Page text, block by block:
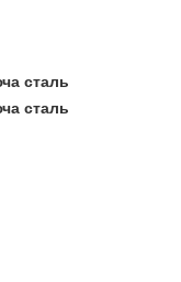
сталь
сталь